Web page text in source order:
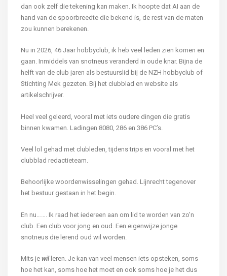
dan ook zelf die tekening kan maken. Ik hoopte dat AI aan de
hand van de spoorbreedte die bekend is, de rest van de maten
zou kunnen berekenen.
Nu in 2026, 46 Jaar hobbyclub, ik heb veel leden zien komen en
gaan. Inmiddels van snotneus veranderd in oude knar. Bijna de
helft van de club jaren als bestuurslid bij de NZH hobbyclub of
Stichting Mek gezeten. Bij het clubblad en website als
artikelschrijver.
Heel veel geleerd, vooral met iets oudere dingen die gratis
binnen kwamen. Ladingen 8080, 286 en 386 PC’s.
Veel lol gehad met clubleden, tijdens trips en vooral met het
clubblad redactieteam.
Behoorlijke woordenwisselingen gehad. Lijnrecht tegenover
het bestuur gestaan in het begin.
En nu……. Ik raad het iedereen aan om lid te worden van zo’n
club. Een club voor jong en oud. Een eigenwijze jonge
snotneus die lerend oud wil worden.
Mits jewilleren. Je kan van veel mensen iets opsteken, soms
hoe het kan, soms hoe het moet en ook soms hoe je het dus